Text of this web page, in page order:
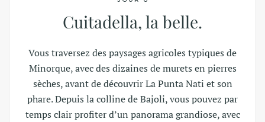
Cuitadella, la belle.
Vous traversez des paysages agricoles typiques de
Minorque, avec des dizaines de murets en pierres
sèches, avant de découvrir La Punta Nati et son
phare. Depuis la colline de Bajoli, vous pouvez par
temps clair profiter d’un panorama grandiose, avec